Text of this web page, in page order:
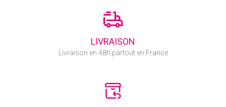
LIVRAISON
Livraison en 48h partout en France